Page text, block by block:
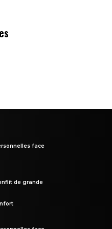
face
de grande